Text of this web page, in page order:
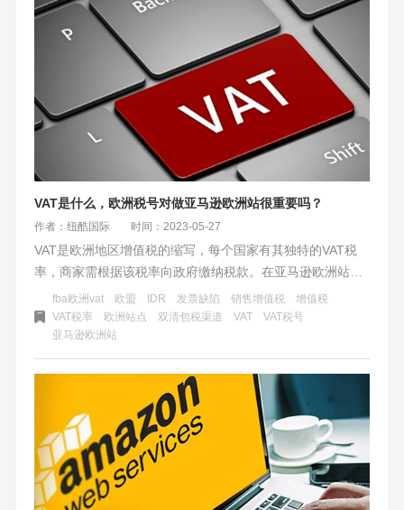
VAT是什么，欧洲税号对做亚马逊欧洲站很重要吗？
作者：纽酷国际 时间：2023-05-27
VAT是欧洲地区增值税的缩写，每个国家有其独特的VAT税
率，商家需根据该税率向政府缴纳税款。在亚马逊欧洲站点
销售商品需提供有效欧洲税号免除增值税。申请欧洲税号和
掌握最新税率变化对商家至关重要。如果未持有VAT税号，
商家可能需额外支付销售增值税费用，影响销售利润。亚马
逊要求卖家发票缺陷率低于5%，且发票需注明发货国的VAT
税号才能正常销售商品。未注明目的国VAT税号导致发票缺
fba欧洲vat 欧盟 IDR 发票缺陷 销售增值税
增值税
VAT税率
欧洲站点 双清包税渠道 VAT
VAT税号
亚马逊欧洲站